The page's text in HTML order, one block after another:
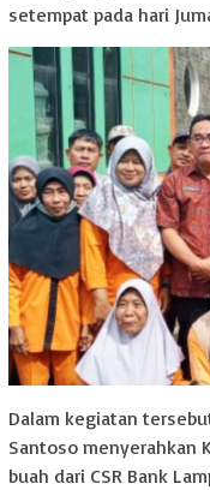
setempat pada hari
Dalam kegiatan
Santoso menyerahkan
buah dari CSR Bank